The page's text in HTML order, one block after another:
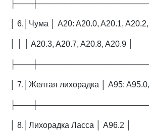
│ 6.│Чума │ A20: A20.0, A20.1, A20.2,
│ │ │ A20.3, A20.7, A20.8, A20.9 │
│ 7.│Желтая лихорадка │ A95:
│ 8.│Лихорадка Ласса │ A96.2 │